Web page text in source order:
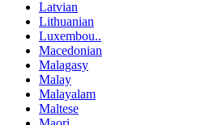
Latvian
Lithuanian
Luxembou..
Macedonian
Malagasy
Malay
Malayalam
Maltese